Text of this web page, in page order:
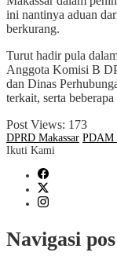
ini nantinya aduan
berkurang.
Turut hadir pula
Anggota Komisi B
dan Dinas
terkait, serta
Post Views: 173
DPRD Makassar PDAM
Ikuti Kami
Navigasi pos